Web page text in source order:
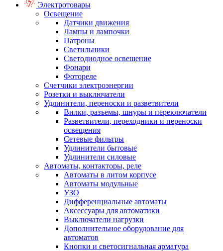
Электротовары
Освещение
Датчики движения
Лампы и лампочки
Патроны
Светильники
Светодиодное освещение
Фонари
Фотореле
Счетчики электроэнергии
Розетки и выключатели
Удлинители, переноски и разветвители
Вилки, разъемы, шнуры и переключатели
Разветвители, переходники и переноски
освещения
Сетевые фильтры
Удлинители бытовые
Удлинители силовые
Автоматы, контакторы, реле
Автоматы в литом корпусе
Автоматы модульные
УЗО
Дифференциальные автоматы
Аксессуары для автоматики
Выключатели нагрузки
Дополнительное оборудование для
автоматов
Кнопки и светосигнальная арматура